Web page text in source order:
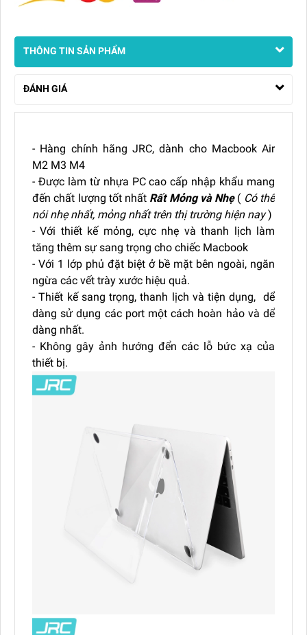
THÔNG TIN SẢN PHẨM
ĐÁNH GIÁ
- Hàng chính hãng JRC, dành cho Macbook Air
M2 M3 M4
- Được làm từ nhựa PC cao cấp nhập khẩu mang
đến chất lượng tốt nhất Rất Mỏng và Nhẹ( Có thể
nói nhẹ nhất, mỏng nhất trên thị trường hiện nay)
- Với thiết kế mỏng, cực nhẹ và thanh lịch làm
tăng thêm sự sang trọng cho chiếc Macbook
- Với 1 lớp phủ đặt biệt ở bề mặt bên ngoài, ngăn
ngừa các vết trày xước hiệu quả.
- Thiết kế sang trọng, thanh lịch và tiện dụng, dể
dàng sử dụng các port một cách hoàn hảo và dể
dàng nhất.
- Không gây ảnh hướng đển các lỗ bức xạ của
thiết bị.